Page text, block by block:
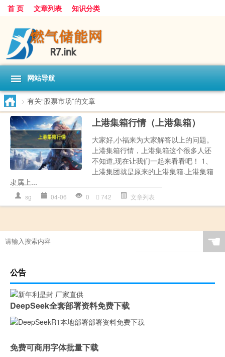
首 页 文章列表 知识分类
网站导航
> 有关“股票市场”的文章
上港集箱行情（上港集箱）
大家好,小福来为大家解答以上的问题。
上港集箱行情，上港集箱这个很多人还
不知道,现在让我们一起来看看吧！ 1、
上港集团就是原来的上港集箱.上港集箱
隶属上...
sg 04-06 0 742 文章列表
☚
公告
DeepSeek全套部署资料免费下载
免费可商用字体批量下载